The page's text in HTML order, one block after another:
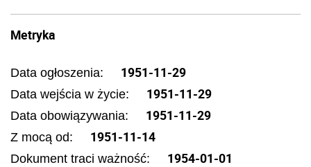
Metryka
Data ogłoszenia: 1951-11-29
Data wejścia w życie: 1951-11-29
Data obowiązywania: 1951-11-29
Z mocą od: 1951-11-14
Dokument traci ważność: 1954-01-01